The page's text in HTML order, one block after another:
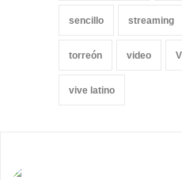
sencillo streaming
torreón video
vive latino